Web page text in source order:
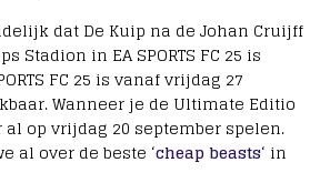
dat De Kuip na de Johan Cruijff
Stadion in EA SPORTS FC 25 is
FC 25 is vanaf vrijdag 27
Wanneer je de Ultimate Editio
op vrijdag 20 september spelen.
al over de beste ‘cheap beasts‘ in